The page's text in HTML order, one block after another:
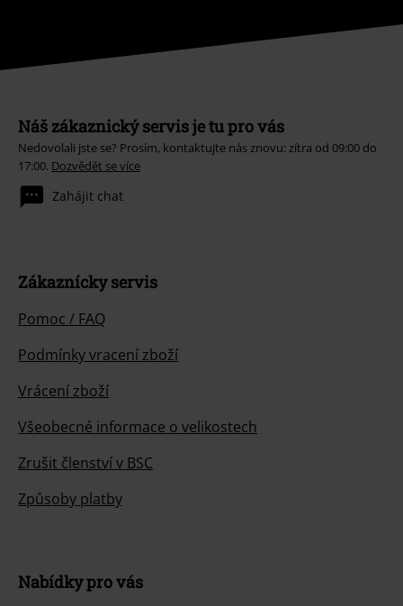
Náš zákaznický servis je tu pro vás
Nedovolali jste se? Prosím, kontaktujte nás znovu: zítra od 09:00 do
17:00. Dozvědět se více
Zahájit chat
Zákaznícky servis
Pomoc / FAQ
Podmínky vracení zboží
Vrácení zboží
Všeobecné informace o velikostech
Zrušit členství v BSC
Způsoby platby
Nabídky pro vás